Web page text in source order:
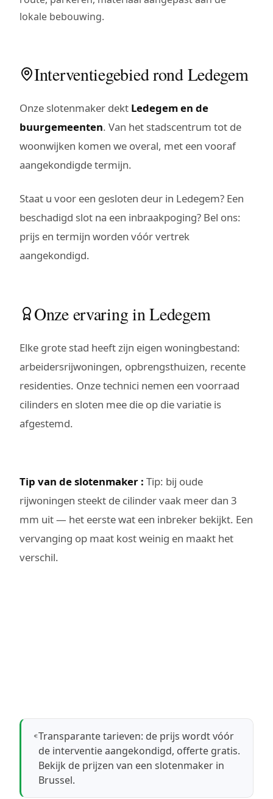
lokale bebouwing.
Interventiegebied rond Ledegem
Onze slotenmaker dekt Ledegem en de
buurgemeenten. Van het stadscentrum tot de
woonwijken komen we overal, met een vooraf
aangekondigde termijn.
Staat u voor een gesloten deur in Ledegem? Een
beschadigd slot na een inbraakpoging? Bel ons:
prijs en termijn worden vóór vertrek
aangekondigd.
Onze ervaring in Ledegem
Elke grote stad heeft zijn eigen woningbestand:
arbeidersrijwoningen, opbrengsthuizen, recente
residenties. Onze technici nemen een voorraad
cilinders en sloten mee die op die variatie is
afgestemd.
Tip van de slotenmaker : Tip: bij oude
rijwoningen steekt de cilinder vaak meer dan 3
mm uit — het eerste wat een inbreker bekijkt. Een
vervanging op maat kost weinig en maakt het
verschil.
Transparante tarieven: de prijs wordt vóór
de interventie aangekondigd, offerte gratis.
Bekijk de prijzen van een slotenmaker in
Brussel.